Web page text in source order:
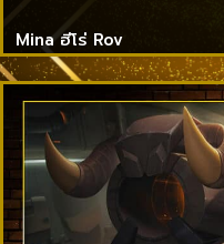
Mina ฮีโร่ Rov